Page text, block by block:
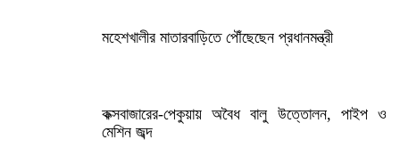
মহেশখালীর মাতারবাড়িতে পৌঁছেছেন প্রধানমন্ত্রী
কক্সবাজারের-পেকুয়ায় অবৈধ বালু উত্তোলন, পাইপ ও
মেশিন জব্দ